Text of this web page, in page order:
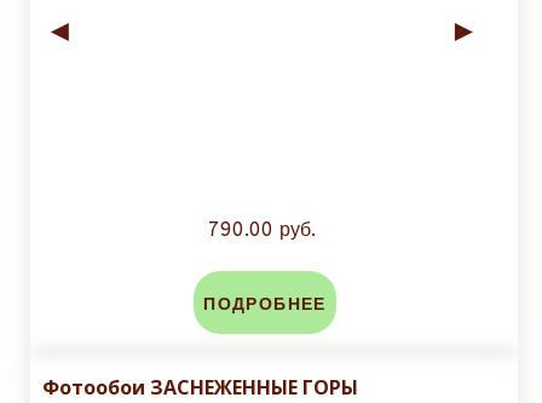
◄ ►
790.00 руб.
ПОДРОБНЕЕ
Фотообои ЗАСНЕЖЕННЫЕ ГОРЫ